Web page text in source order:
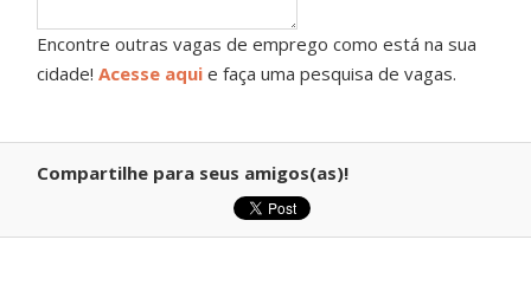
Encontre outras vagas de emprego como está na sua
cidade!Acesse aqui e faça uma pesquisa de vagas.
Compartilhe para seus amigos(as)!